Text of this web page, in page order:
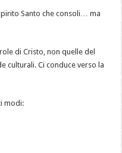
Santo che consoli… ma
di Cristo, non quelle del
culturali. Ci conduce verso la
modi: